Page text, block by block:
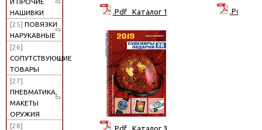
И ПРОЧИЕ
НАШИВКИ
[25] ПОВЯЗКИ
НАРУКАВНЫЕ
[26]
СОПУТСТВУЮЩИЕ
ТОВАРЫ
[27]
ПНЕВМАТИКА,
МАКЕТЫ
ОРУЖИЯ
[28]
.Pdf Каталог 1 .Pdf
.Pdf Каталог 3